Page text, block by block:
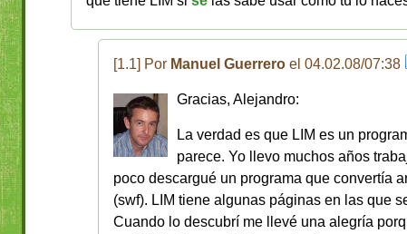
[1.1] Por Manuel Guerrero el 04.02.08/07:38
Gracias, Alejandro:
La verdad es que LIM es un
parece. Yo llevo muchos años
poco descargué un programa que convertía
(swf). LIM tiene algunas páginas en las que
Cuando lo descubrí me llevé una alegría